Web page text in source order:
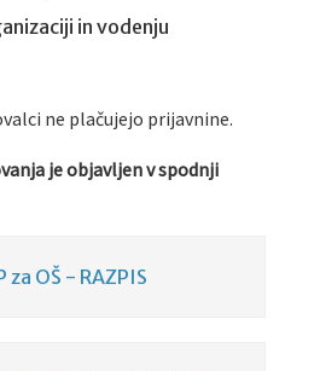
in vodenju
ne plačujejo prijavnine.
je objavljen v spodnji
za OŠ - RAZPIS